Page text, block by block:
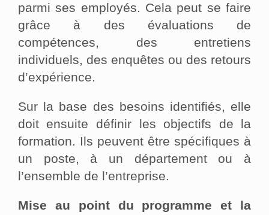
parmi ses employés. Cela peut se faire
grâce à des évaluations de
compétences, des entretiens
individuels, des enquêtes ou des retours
d’expérience.
Sur la base des besoins identifiés, elle
doit ensuite définir les objectifs de la
formation. Ils peuvent être spécifiques à
un poste, à un département ou à
l’ensemble de l’entreprise.
Mise au point du programme et la